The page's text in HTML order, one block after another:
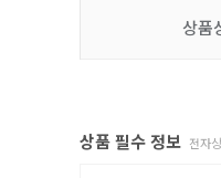
상품
상품 필수 정보 전자